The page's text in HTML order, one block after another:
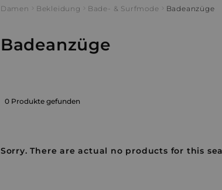
Damen Bekleidung Bade- & Surfmode Badeanzüge
Badeanzüge
0 Produkte gefunden
Sorry. There are actual no products for this